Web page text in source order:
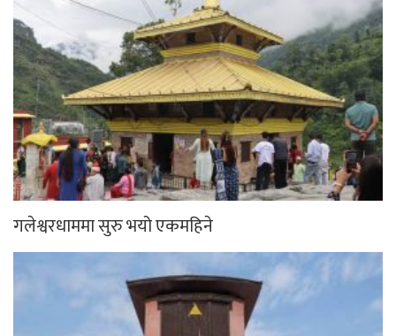
गलेश्वरधाममा सुरु भयो एकमहिने